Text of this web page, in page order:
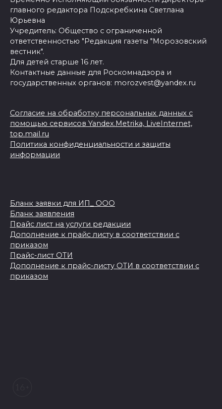
главного редактора Подскребкина Светлана
Юрьевна
Учредитель: Общество с ограниченной
ответственностью "Редакция газеты "Морозовский
вестник".
Для детей старше 16 лет.
Контактные данные для Роскомнадзора и
государственных органов: morozvest@yandex.ru
Согласие на обработку персональных данных с
помощью сервисов Yandex.Metrika, LiveInternet,
top.mail.ru
Политика конфиденциальности и защиты
информации
Бланк заявки для ИП_ ООО
Бланк заявления
Прайс лист на услуги редакции
Дополнение к прайс листу в соответствии с
приказом
Прайс-лист ОТИ
Дополнение к прайс-листу ОТИ в соответствии с
приказом